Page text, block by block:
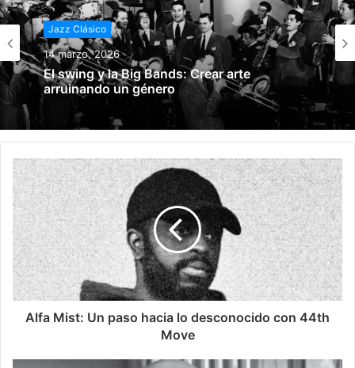
Jazz Clásico
14 marzo, 2026
El swing y la Big Bands: Crear arte
arruinando un género
Alfa Mist: Un paso hacia lo desconocido con 44th
Move